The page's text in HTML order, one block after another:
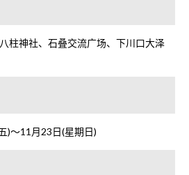
柱神社、石叠交流广场、下川口大泽
)～11月23日(星期日)